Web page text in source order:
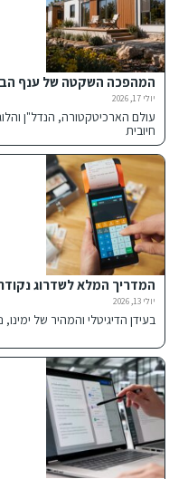
המהפכה השקטה של ענף
למבנים מתועשים ומכולות
יולי 17, 2026
עולם הארכיטקטורה, הנדל"ן
חיובית
המדריך המלא לשדרוג
רושמת חכמה לעסק שלך?
יולי 13, 2026
בעידן הדיגיטלי והמהיר של